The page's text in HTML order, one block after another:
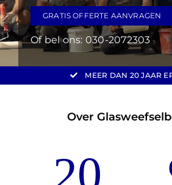
GRATIS OFFERTE AANVRAGEN
Of bel ons: 030-2072303
MEER DAN 20 JAAR
Over
20